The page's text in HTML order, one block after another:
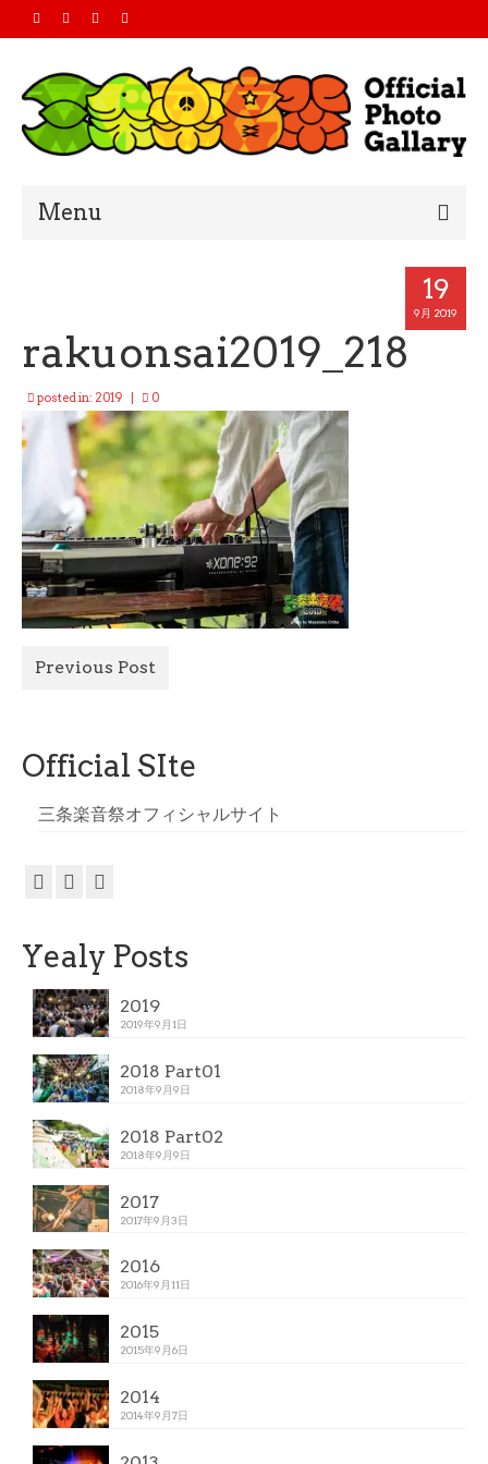
Menu
2018
2017
2016
All Photo
Official Site
19
9月 2019
rakuonsai2019_218
posted in: 2019 0
Previous Post
Official SIte
三条楽音祭オフィシャルサイト
Yealy Posts
2019
2019年9月1日
2018 Part01
2018年9月9日
2018 Part02
2018年9月9日
2017
2017年9月3日
2016
2016年9月11日
2015
2015年9月6日
2014
2014年9月7日